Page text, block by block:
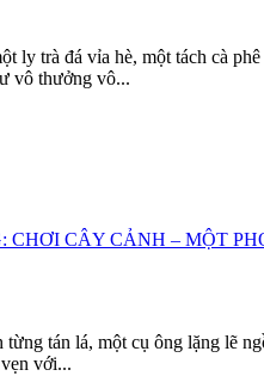
trà đá vỉa hè, một tách cà
vô thưởng vô...
CÂY CẢNH – MỘT
tán lá, một cụ ông lặng lẽ
với...